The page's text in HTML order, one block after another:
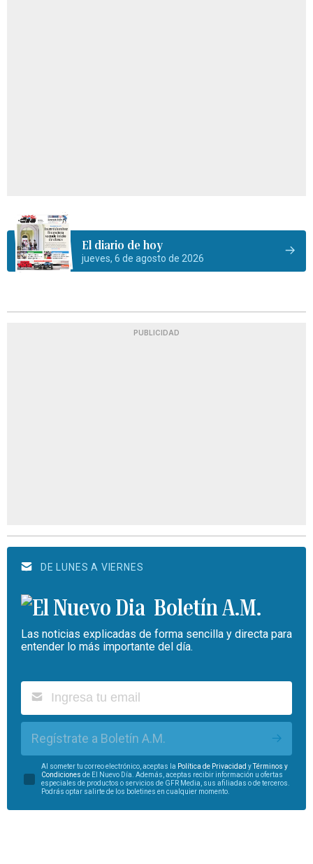
El diario de hoy
jueves, 6 de agosto de 2026
PUBLICIDAD
DE LUNES A VIERNES
Boletín A.M.
Las noticias explicadas de forma sencilla y directa para
entender lo más importante del día.
Regístrate a Boletín A.M.
Al someter tu correo electrónico, aceptas la Política de Privacidad yTérminos y
Condiciones de El Nuevo Día. Además, aceptas recibir información u ofertas
especiales de productos o servicios de GFR Media, sus afiliadas o de terceros.
Podrás optar salirte de los boletines en cualquier momento.